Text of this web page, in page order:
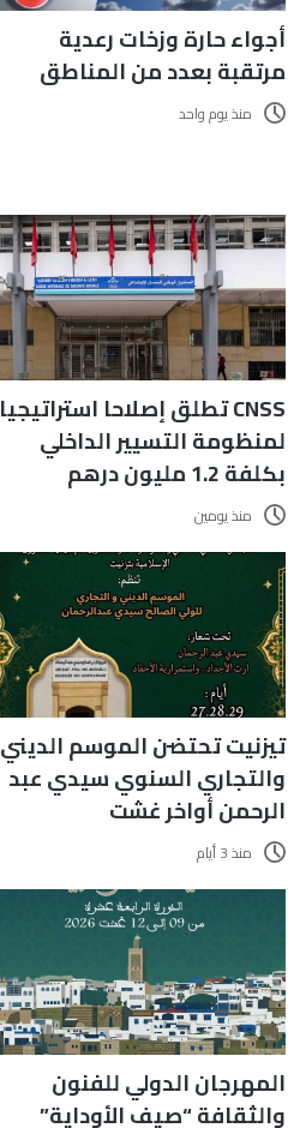
أجواء حارة وزخات رعدية
مرتقبة بعدد من المناطق
منذ يوم واحد
CNSS تطلق إصلاحا استراتيجيا
لمنظومة التسيير الداخلي
بكلفة 1.2 مليون درهم
منذ يومين
تيزنيت تحتضن الموسم الديني
والتجاري السنوي سيدي عبد
الرحمن أواخر غشت
منذ 3 أيام
المهرجان الدولي للفنون
والثقافة “صيف الأوداية”